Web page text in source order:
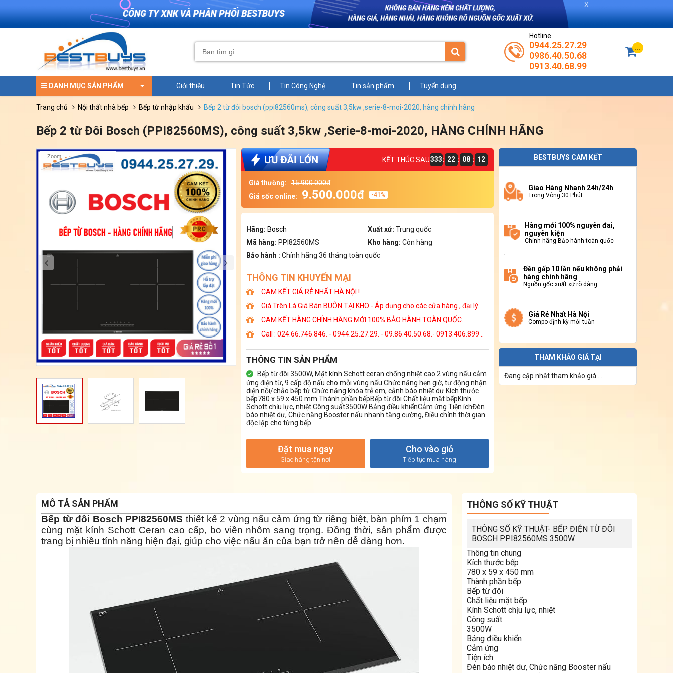
Hotline
0944.25.27.29
0986.40.50.68
0913.40.68.99
...
DANH MỤC SẢN PHẨM Giới thiệu Tin Tức Tin Công Nghệ Tin sản phẩm Tuyển dụng
trang chủ nội thất nhà bếp bếp từ nhập khẩu bếp 2 từ đôi bosch (ppi82560ms), công suất 3,5kw ,serie-8-moi-2020, hàng chính hãng
Bếp 2 từ Đôi Bosch (PPI82560MS), công suất 3,5kw ,Serie-8-moi-2020, HÀNG CHÍNH HÃNG
Zoom Zoom Zoom
KẾT THÚC SAU333: 22 : 08 : 11
Giá thường:
15.900.000đ
Giá sốc online:
9.500.000đ -41%
Hãng: Bosch Xuất xứ: Trung quốc
Mã hàng: PPI82560MS Kho hàng: Còn hàng
Bảo hành : Chính hãng 36 tháng toàn quốc
THÔNG TIN KHUYẾN MẠI
CAM KẾT GIÁ RẺ NHẤT HÀ NỘI !
Giá Trên Là Giá Bán BUÔN TẠI KHO - Áp dụng cho các cửa hàng , đại lý.
CAM KẾT HÀNG CHÍNH HÃNG MỚI 100% BẢO HÀNH TOÀN QUỐC.
Call : 024.66.746.846. - 0944.25.27.29. - 09.86.40.50.68.- 0913.406.899 ..
THÔNG TIN SẢN PHẨM
Bếp từ đôi 3500W, Mặt kính Schott ceran chống nhiệt cao 2 vùng nấu cảm
ứng điện từ, 9 cấp độ nấu cho mỗi vùng nấu Chức năng hẹn giờ, tự động nhận
diện nồi/chảo bếp từ Chức năng khóa trẻ em, cảnh báo nhiệt dư Kích thước
bếp780 x 59 x 450 mm Thành phần bếpBếp từ đôi Chất liệu mặt bếpKính
Schott chịu lực, nhiệt Công suất3500W Bảng điều khiểnCảm ứng Tiện íchĐèn
báo nhiệt dư, Chức năng Booster nấu nhanh tăng cường, Điều chỉnh thời gian
độc lập cho từng bếp
Đặt mua ngay
Giao hàng tận nơi
Cho vào giỏ
Tiếp tục mua hàng
BESTBUYS CAM KẾT
Giao Hàng Nhanh 24h/24h
Trong Vòng 30 Phút
Hàng mới 100% nguyên đai,
nguyên kiện
Chính hãng Bảo hành toàn quốc
Đền gấp 10 lần nếu không phải
hàng chính hãng
Nguồn gốc xuất xứ rõ dàng
Giá Rẻ Nhất Hà Nội
Compo định kỳ mỗi tuần
THAM KHẢO GIÁ TẠI
Đang cập nhật tham khảo giá....
MÔ TẢ SẢN PHẨM
Bếp từ đôi Bosch PPI82560MS thiết kế 2 vùng nấu cảm ứng từ riêng biệt, bàn phím 1 chạm
cùng mặt kính Schott Ceran cao cấp, bo viền nhôm sang trọng. Đồng thời, sản phẩm được
trang bị nhiều tính năng hiện đại, giúp cho việc nấu ăn của bạn trở nên dễ dàng hơn.
THÔNG SỐ KỸ THUẬT
THÔNG SỐ KỸ THUẬT- BẾP ĐIỆN TỪ ĐÔI
BOSCH PPI82560MS 3500W
Thông tin chung
Kích thước bếp
780 x 59 x 450 mm
Thành phần bếp
Bếp từ đôi
Chất liệu mặt bếp
Kính Schott chịu lực, nhiệt
Công suất
3500W
Bảng điều khiển
Cảm ứng
Tiện ích
Đèn báo nhiệt dư, Chức năng Booster nấu